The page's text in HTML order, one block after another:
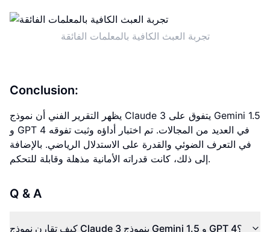
تجربة العبث الكافية بالمعلمات الفائقة
Conclusion:
يظهر التقرير الفني أن نموذج Claude 3 يتفوق على Gemini 1.5
و GPT 4 في العديد من المجالات. تم اختبار أداؤه وثبت تفوقه
في التعرف الضوئي والقدرة على الاستدلال الرياضي. بالإضافة
إلى ذلك، كانت قدراته الأمانية مذهلة وقابلة للتحكم.
Q & A
كيف تقارن نموذج Claude 3 بنموذج Gemini 1.5 و GPT 4؟